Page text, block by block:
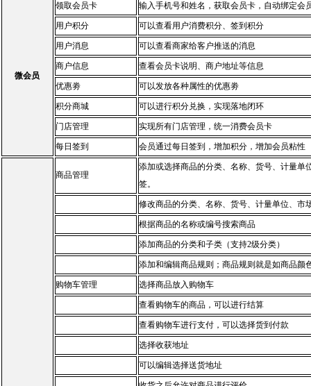
微会员
领取会员卡 输入手机号和姓名，获取会员卡，自动绑定会
用户积分 可以查看用户消费积分、签到积分
用户消息 可以查看商家给客户推送的消息
商户信息 查看会员卡说明、商户地址等信息
优惠劵 可以发放各种属性的优惠劵
积分商城 可以进行积分兑换，实现落地闭环
门店管理 实现所有门店管理，统一消费会员卡
每日签到 会员通过每日签到，增加积分，增加会员粘性
商品管理
添加或选择商品的分类、名称、货号、计量单
签。
修改商品的分类、名称、货号、计量单位、市
根据商品的名称或编号搜索商品
添加商品的分类和子类（支持2级分类）
添加和编辑商品规则；商品规则就是如商品颜
购物车管理 选择商品放入购物车
查看购物车的商品，可以进行结算
查看购物车进行支付，可以选择货到付款
选择收获地址
可以编辑选择送货地址